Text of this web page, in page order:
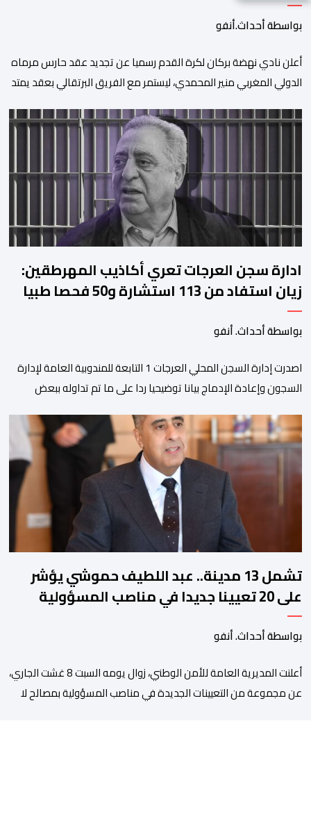
بواسطة أحداث.أنفو
​أعلن نادي نهضة بركان لكرة القدم رسميا عن تجديد عقد حارس مرماه
الدولي المغربي منير المحمدي، ليستمر مع الفريق البرتقالي بعقد يمتد
على منصات التواصل الاجتماعي، مصحوبا بعبارة “الرحلة مستمرة”، في
إشارة إلى رغبة الإدارة في الحفاظ على ركائز الفريق والتعزيز من
ادارة سجن العرجات تعري أكاذيب المهرطقين:
زيان استفاد من 113 استشارة و50 فحصا طبيا
بواسطة أحداث. أنفو
اصدرت إدارة السجن المحلي العرجات 1 التابعة للمندوبية العامة لإدارة
السجون وإعادة الإدماج بيانا توضيحيا ردا على ما تم تداوله ببعض
زيان، المعتقل بالمؤسسة ذاتها، وذلك لتنوير الرأي العام بالحقائق
والمعطيات الدقيقة.واوضحت إدارة المؤسسة السجنية أن المعني
بالأمر يستفيد منذ إيداعه من تتبع طبي منتظم ومستمر وفقا […]
تشمل 13 مدينة.. عبد اللطيف حموشي يؤشر
على 20 تعيينا جديدا في مناصب المسؤولية
بمصالح الأمن الوطني
بواسطة أحداث. أنفو
أعلنت المديرية العامة للأمن الوطني، زوال يومه السبت 8 غشت الجاري،
عن مجموعة من التعيينات الجديدة في مناصب المسؤولية بمصالح لا